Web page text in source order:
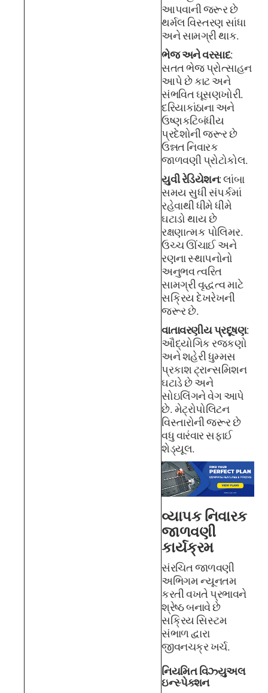
આપવાની જરૂર છે
થર્મલ વિસ્તરણ સાંધા
અને સામગ્રી થાક.
ભેજ અને વરસાદ:
સતત ભેજ પ્રોત્સાહન
આપે છે કાટ અને
સંભવિત ઘૂસણખોરી.
દરિયાકાંઠાના અને
ઉષ્ણકટિબંધીય
પ્રદેશોની જરૂર છે
ઉન્નત નિવારક
જાળવણી પ્રોટોકોલ.
યુવી રેડિયેશન: લાંબા
સમય સુધી સંપર્કમાં
રહેવાથી ધીમે ધીમે
ઘટાડો થાય છે
રક્ષણાત્મક પોલિમર.
ઉચ્ચ ઊંચાઈ અને
રણના સ્થાપનોનો
અનુભવ ત્વરિત
સામગ્રી વૃદ્ધત્વ માટે
સક્રિય દેખરેખની
જરૂર છે.
વાતાવરણીય પ્રદૂષણ:
ઔદ્યોગિક રજકણો
અને શહેરી ધુમ્મસ
પ્રકાશ ટ્રાન્સમિશન
ઘટાડે છે અને
સોઇલિંગને વેગ આપે
છે. મેટ્રોપોલિટન
વિસ્તારોની જરૂર છે
વધુ વારંવાર સફાઈ
શેડ્યૂલ.
વ્યાપક નિવારક
જાળવણી
કાર્યક્રમ
સંરચિત જાળવણી
અભિગમ ન્યૂનતમ
કરતી વખતે પ્રભાવને
શ્રેષ્ઠ બનાવે છે
સક્રિય સિસ્ટમ
સંભાળ દ્વારા
જીવનચક્ર ખર્ચ.
નિયમિત વિઝ્યુઅલ
ઇન્સ્પેક્શન